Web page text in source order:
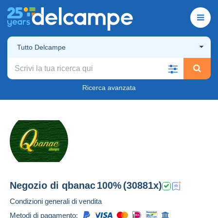
Tutto Delcampe
Ricerca avanzata
Negozio di qbanac100%(30881x)
Condizioni generali di vendita
Metodi di pagamento: